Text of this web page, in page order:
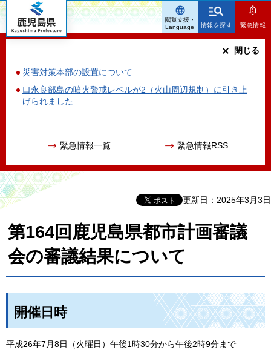
鹿児島県
情報を探す 緊急情報
災害対策本部の設置について
口永良部島の噴火警戒レベルが2（火山周辺規制）に引き上
げられました
緊急情報一覧 緊急情報RSS
閉じる
閲覧支援・
Language
更新日：2025年3月3日
第164回鹿児島県都市計画審議
会の審議結果について
開催日時
平成26年7月8日（火曜日）午後1時30分から午後2時9分まで